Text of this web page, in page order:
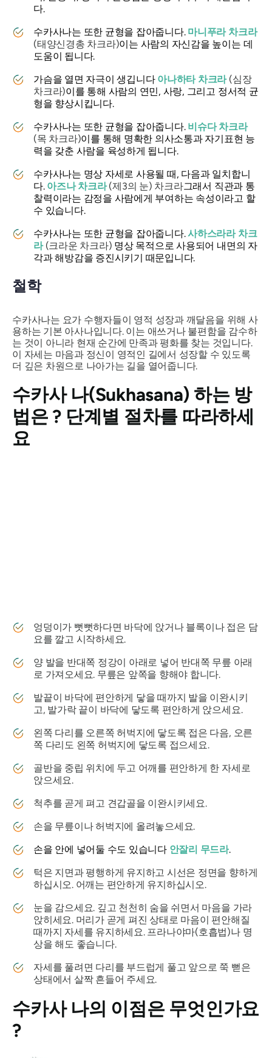
다.
수카사나는 또한 균형을 잡아줍니다. 마니푸라 차크라
(태양신경총 차크라)이는 사람의 자신감을 높이는 데
도움이 됩니다.
가슴을 열면 자극이 생깁니다 아나하타 차크라(심장
차크라)이를 통해 사람의 연민, 사랑, 그리고 정서적 균
형을 향상시킵니다.
수카사나는 또한 균형을 잡아줍니다. 비슈다 차크라
(목 차크라)이를 통해 명확한 의사소통과 자기표현 능
력을 갖춘 사람을 육성하게 됩니다.
수카사나는 명상 자세로 사용될 때, 다음과 일치합니
다. 아즈나 차크라(제3의 눈) 차크라그래서 직관과 통
찰력이라는 감정을 사람에게 부여하는 속성이라고 할
수 있습니다.
수카사나는 또한 균형을 잡아줍니다.사하스라라 차크
라(크라운 차크라) 명상 목적으로 사용되어 내면의 자
각과 해방감을 증진시키기 때문입니다.
철학
수카사나는 요가 수행자들이 영적 성장과 깨달음을 위해 사
용하는 기본 아사나입니다. 이는 애쓰거나 불편함을 감수하
는 것이 아니라 현재 순간에 만족과 평화를 찾는 것입니다.
이 자세는 마음과 정신이 영적인 길에서 성장할 수 있도록
더 깊은 차원으로 나아가는 길을 열어줍니다.
수카사 나(Sukhasana) 하는 방
법은 ? 단계별 절차를 따라하세
요
엉덩이가 뻣뻣하다면 바닥에 앉거나 블록이나 접은 담
요를 깔고 시작하세요.
양 발을 반대쪽 정강이 아래로 넣어 반대쪽 무릎 아래
로 가져오세요. 무릎은 앞쪽을 향해야 합니다.
발끝이 바닥에 편안하게 닿을 때까지 발을 이완시키
고, 발가락 끝이 바닥에 닿도록 편안하게 앉으세요.
왼쪽 다리를 오른쪽 허벅지에 닿도록 접은 다음, 오른
쪽 다리도 왼쪽 허벅지에 닿도록 접으세요.
골반을 중립 위치에 두고 어깨를 편안하게 한 자세로
앉으세요.
척추를 곧게 펴고 견갑골을 이완시키세요.
손을 무릎이나 허벅지에 올려놓으세요.
손을 안에 넣어둘 수도 있습니다 안잘리 무드라.
턱은 지면과 평행하게 유지하고 시선은 정면을 향하게
하십시오. 어깨는 편안하게 유지하십시오.
눈을 감으세요. 깊고 천천히 숨을 쉬면서 마음을 가라
앉히세요. 머리가 곧게 펴진 상태로 마음이 편안해질
때까지 자세를 유지하세요. 프라나야마(호흡법)나 명
상을 해도 좋습니다.
자세를 풀려면 다리를 부드럽게 풀고 앞으로 쭉 뻗은
상태에서 살짝 흔들어 주세요.
수카사나의 이점은 무엇인가요
?